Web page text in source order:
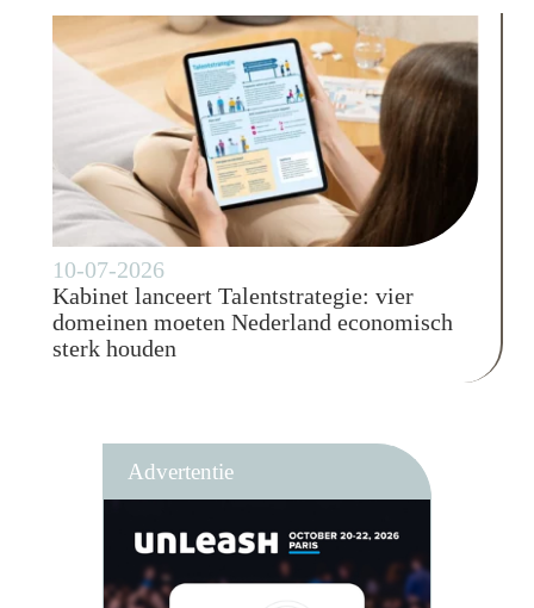
10-07-2026
Kabinet lanceert Talentstrategie: vier
domeinen moeten Nederland economisch
sterk houden
Advertentie